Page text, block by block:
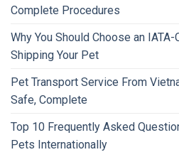
Complete Procedures
Why You Should Choose an
Shipping Your Pet
Pet Transport Service From
Safe, Complete
Top 10 Frequently Asked
Pets Internationally